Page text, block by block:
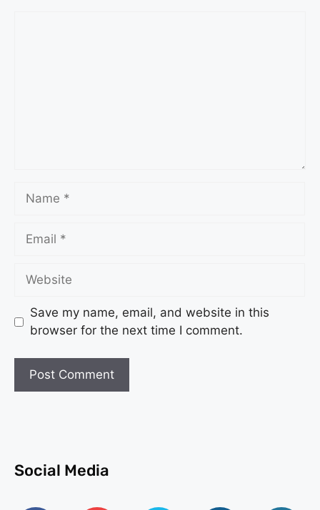
Save my name, email, and website in this
browser for the next time I comment.
Social Media